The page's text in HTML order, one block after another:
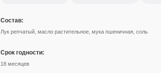
Состав:
Лук репчатый, масло растительное, мука пшеничная, соль
Срок годности:
18 месяцев